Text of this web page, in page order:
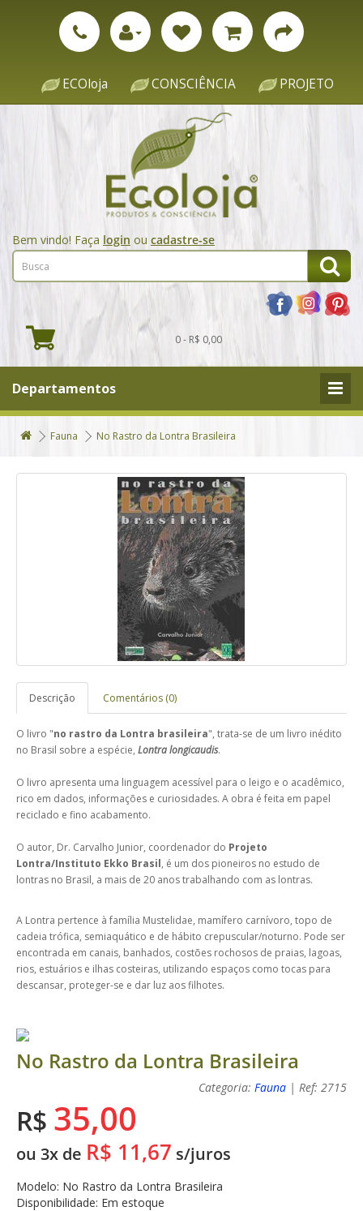
ECOloja CONSCIÊNCIA PROJETO
Bem vindo! Faça login ou cadastre-se
0 - R$ 0,00
Departamentos
Fauna No Rastro da Lontra Brasileira
Descrição Comentários (0)
O livro "no rastro da Lontra brasileira", trata-se de um livro inédito
no Brasil sobre a espécie, Lontra longicaudis.
O livro apresenta uma linguagem acessível para o leigo e o acadêmico,
rico em dados, informações e curiosidades. A obra é feita em papel
reciclado e fino acabamento.
O autor, Dr. Carvalho Junior, coordenador do Projeto
Lontra/Instituto Ekko Brasil, é um dos pioneiros no estudo de
lontras no Brasil, a mais de 20 anos trabalhando com as lontras.
A Lontra pertence à família Mustelidae, mamífero carnívoro, topo de
cadeia trófica, semiaquático e de hábito crepuscular/noturno. Pode ser
encontrada em canais, banhados, costões rochosos de praias, lagoas,
rios, estuários e ilhas costeiras, utilizando espaços como tocas para
descansar, proteger-se e dar luz aos filhotes.
No Rastro da Lontra Brasileira
Categoria: Fauna | Ref: 2715
R$ 35,00
ou 3x de R$ 11,67 s/juros
Modelo: No Rastro da Lontra Brasileira
Disponibilidade: Em estoque